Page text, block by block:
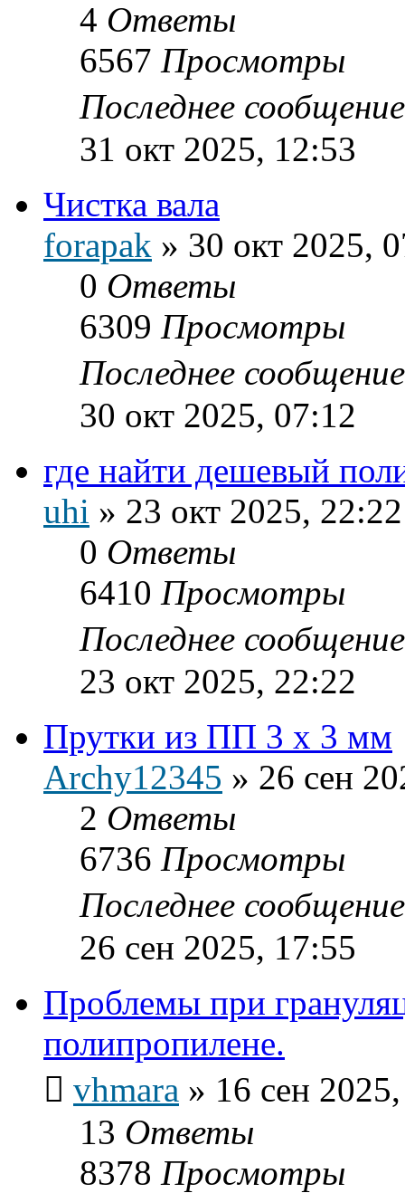
4 Ответы
6567 Просмотры
Последнее
31 окт 2025, 12:53
Чистка вала
forapak » 30 окт 2025,
0 Ответы
6309 Просмотры
Последнее
30 окт 2025, 07:12
где найти дешевый
uhi » 23 окт 2025, 22:22
0 Ответы
6410 Просмотры
Последнее
23 окт 2025, 22:22
Прутки из ПП 3 х 3 мм
Archy12345 » 26 сен
2 Ответы
6736 Просмотры
Последнее
26 сен 2025, 17:55
Проблемы при
полипропилене.
vhmara » 16 сен
13 Ответы
8378 Просмотры